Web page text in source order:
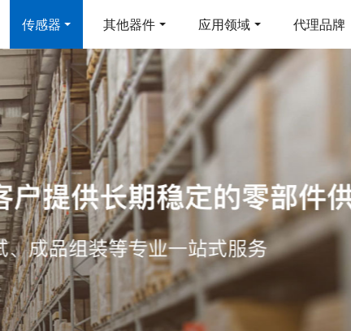
传感器 其他器件 应用领域 代理品牌